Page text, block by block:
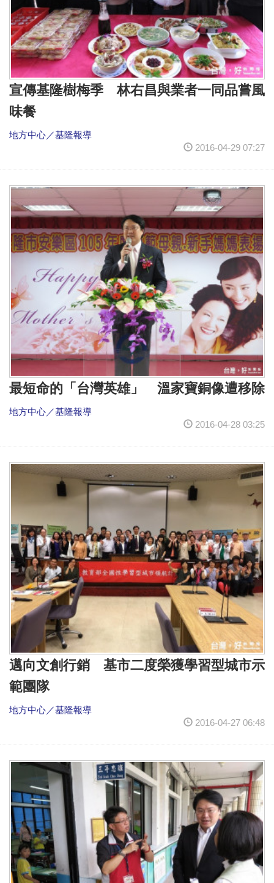
宣傳基隆樹梅季 林右昌與業者一同品嘗風
味餐
地方中心／基隆報導
2016-04-29 07:27
最短命的「台灣英雄」 溫家寶銅像遭移除
地方中心／基隆報導
2016-04-28 03:25
邁向文創行銷 基市二度榮獲學習型城市示
範團隊
地方中心／基隆報導
2016-04-27 06:48